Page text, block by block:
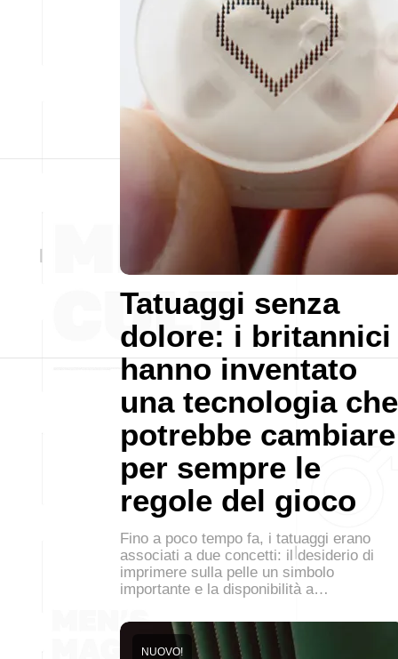
Tatuaggi senza
dolore: i britannici
hanno inventato
una tecnologia che
potrebbe cambiare
per sempre le
regole del gioco
Fino a poco tempo fa, i tatuaggi erano
associati a due concetti: il desiderio di
imprimere sulla pelle un simbolo
importante e la disponibilità a…
NUOVO!